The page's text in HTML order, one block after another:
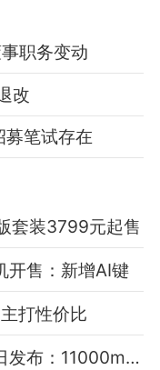
职务变动
改
募笔试存在
套装3799元起售
开售：新增AI键
打性价比
荣耀X80 Pro Max官宣6月22日发布：11000mAh电池